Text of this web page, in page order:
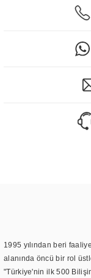
1995 yılından beri
alanında öncü bir rol
"Türkiye'nin ilk 500